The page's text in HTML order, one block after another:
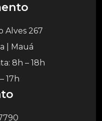
Alves 267
| Mauá
8h – 18h
17h